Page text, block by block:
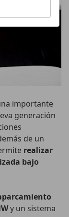
importante
generación
de un
realizar
bajo
y un sistema